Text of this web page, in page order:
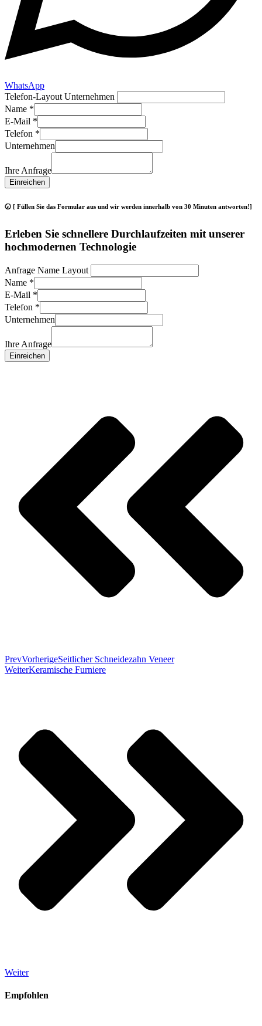
WhatsApp
Telefon-Layout Unternehmen
Name *
E-Mail *
Telefon *
Unternehmen
Ihre Anfrage
Einreichen
🕢 [ Füllen Sie das Formular aus und wir werden innerhalb von 30 Minuten antworten!]
Erleben Sie schnellere Durchlaufzeiten mit unserer
hochmodernen Technologie
Anfrage Name Layout
Name *
E-Mail *
Telefon *
Unternehmen
Ihre Anfrage
Einreichen
PrevVorherigeSeitlicher Schneidezahn Veneer
WeiterKeramische Furniere
Weiter
Empfohlen